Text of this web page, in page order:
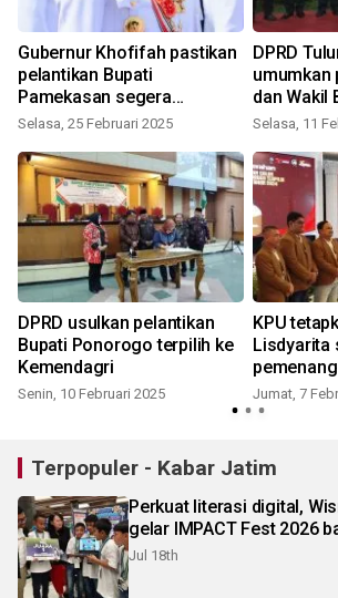
Gubernur Khofifah pastikan
pelantikan Bupati
Pamekasan segera
diproses
Selasa, 25 Februari 2025
DPRD
umumkan
dan Wakil
Selasa, 11
DPRD usulkan pelantikan
Bupati Ponorogo terpilih ke
Kemendagri
Senin, 10 Februari 2025
KPU
Lisdyarita
Ponorogo
Jumat, 7
Terpopuler - Kabar Jatim
Perkuat literasi digital,
gelar IMPACT Fest 2026
Jul 18th